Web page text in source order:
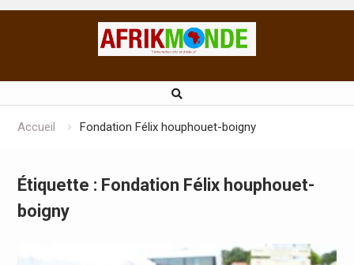
Accueil Fondation Félix houphouet-boigny
Étiquette : Fondation Félix houphouet-
boigny